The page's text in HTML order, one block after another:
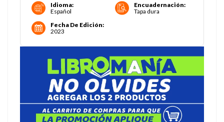
Idioma:
Español
Encuadernación:
Tapa dura
Fecha De Edición:
2023